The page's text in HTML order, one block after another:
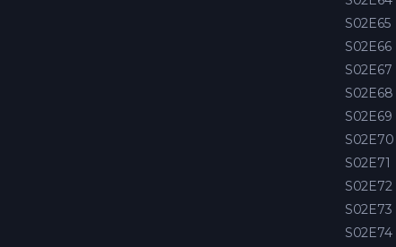
S02E65
S02E66
S02E67
S02E68
S02E69
S02E70
S02E71
S02E72
S02E73
S02E74